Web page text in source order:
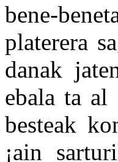
bene-
platerera
danak
ebala ta al
besteak
¡ain